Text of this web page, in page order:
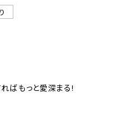
ばもっと愛深まる!